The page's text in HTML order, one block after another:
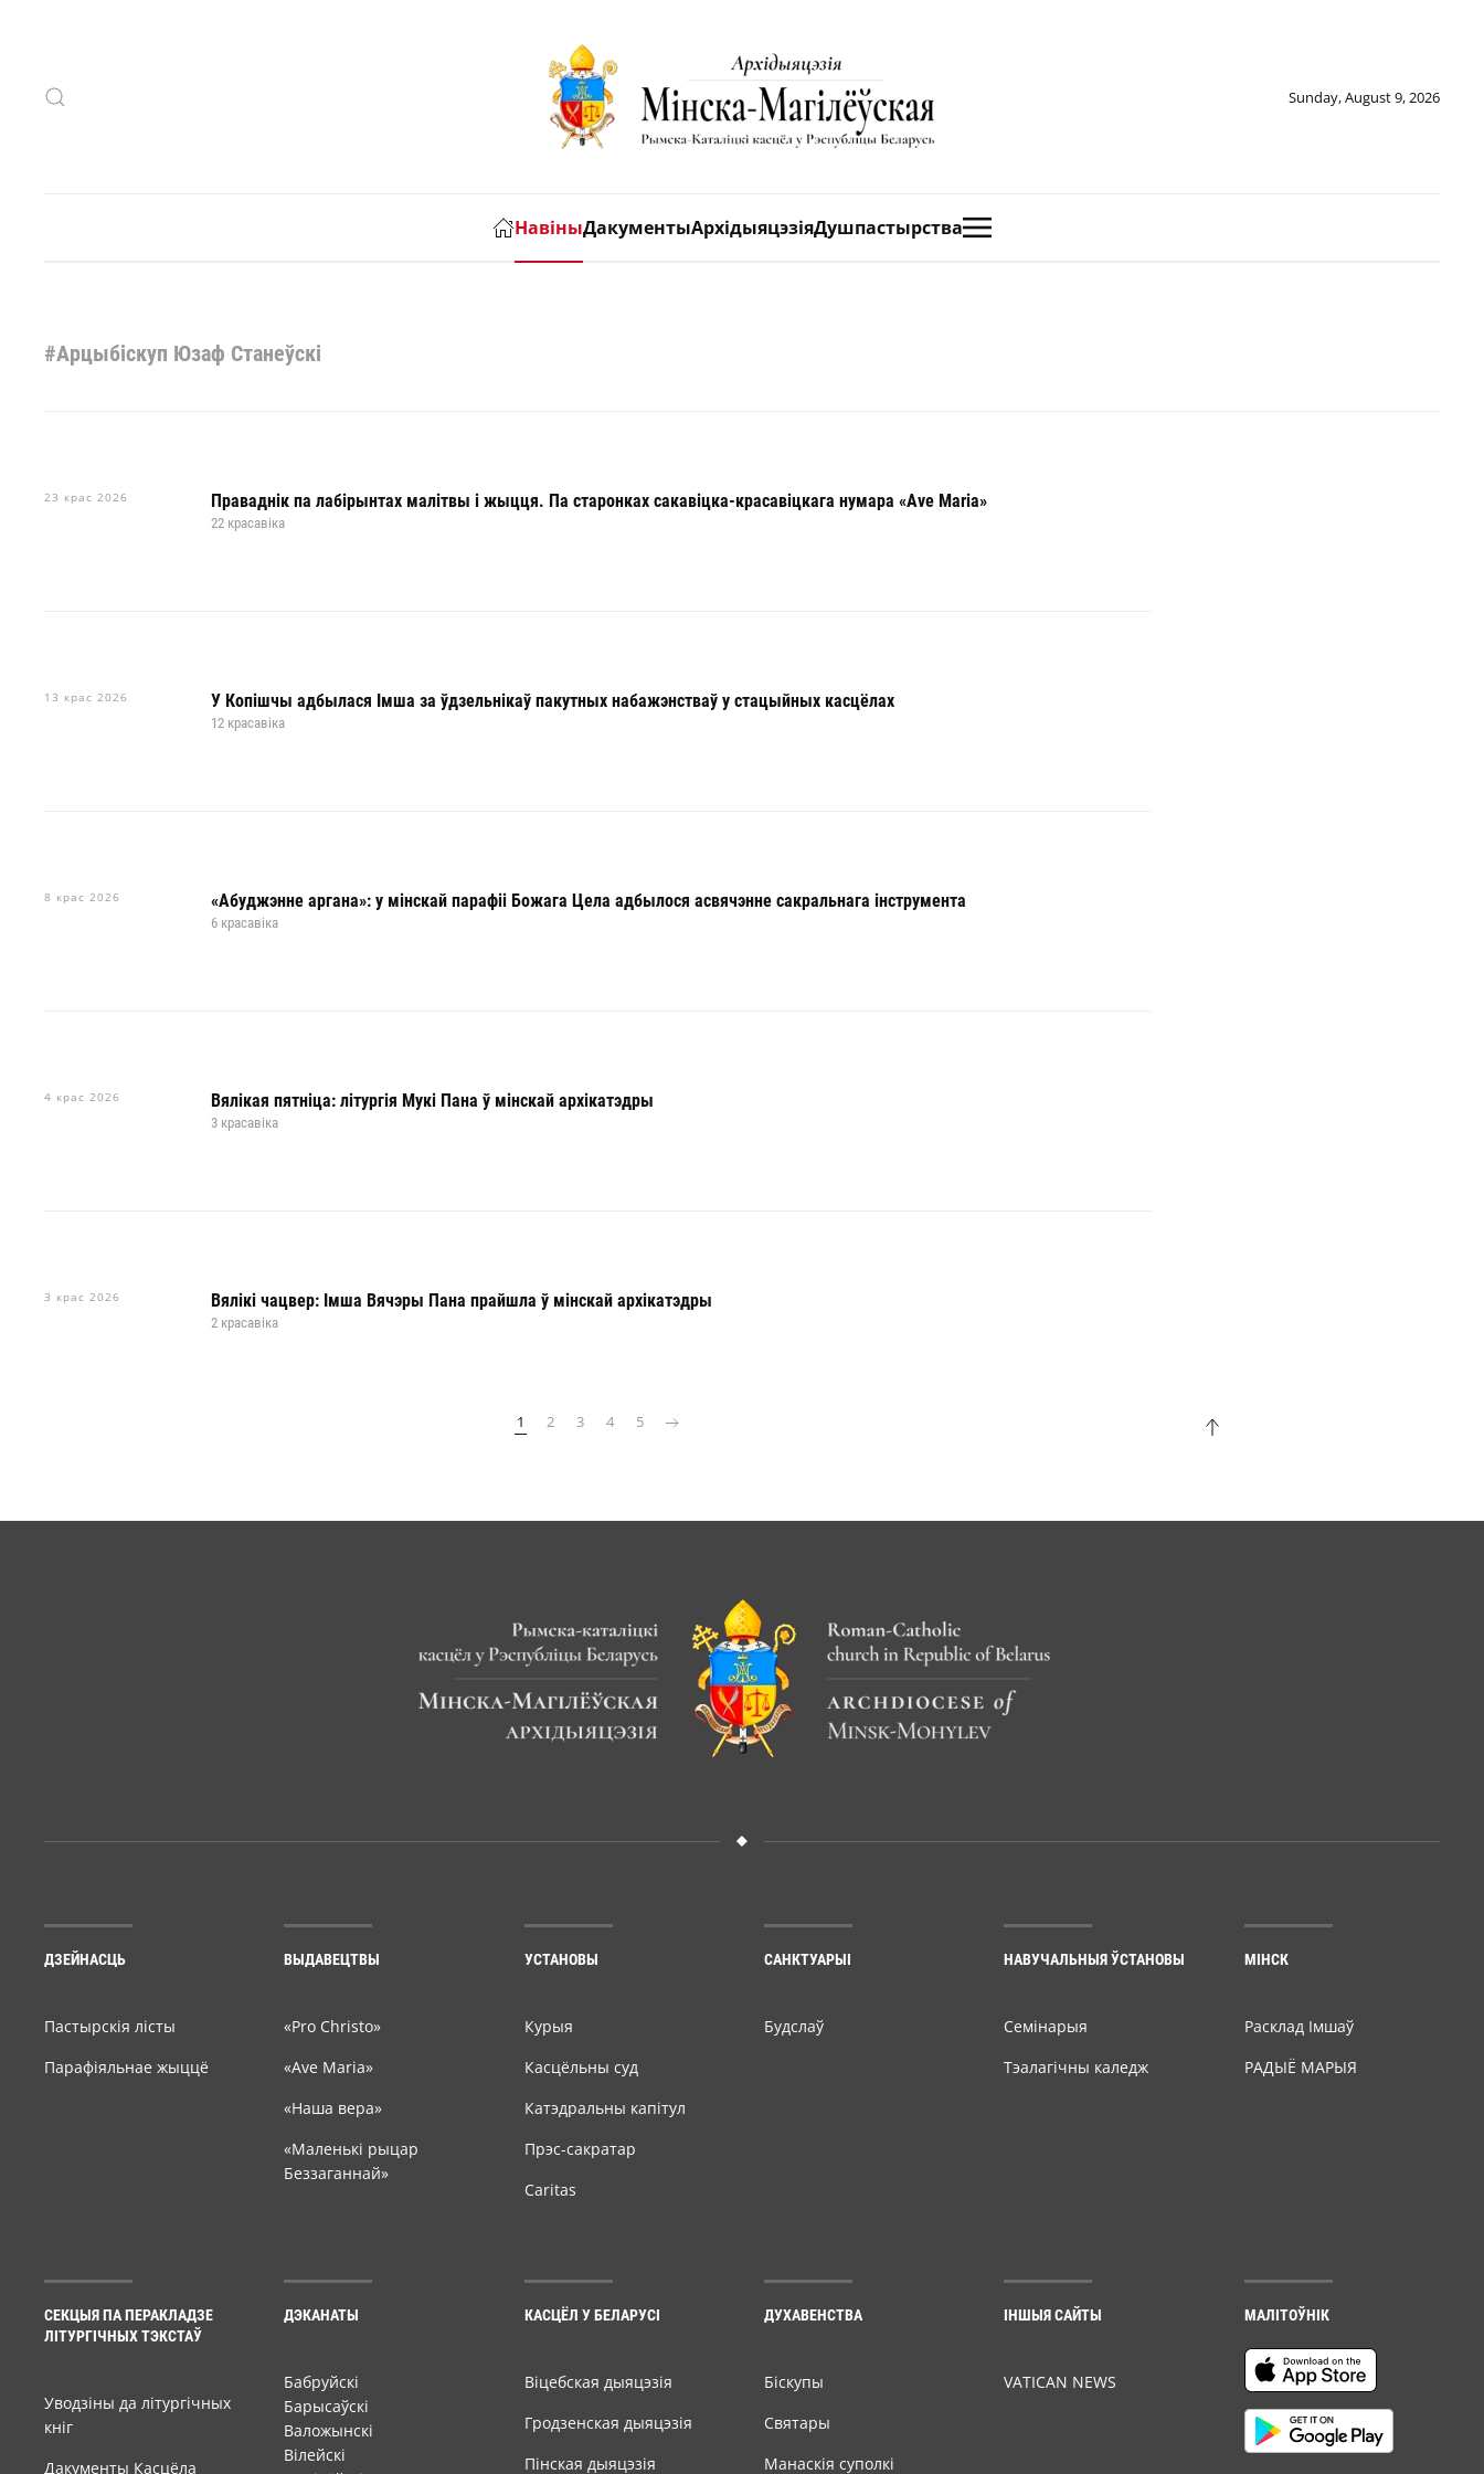
Sunday, August 9, 2026
НавіныДакументыАрхідыяцэзіяДушпастырства
#Арцыбіскуп Юзаф Станеўскі
23 крас 2026 Праваднік па лабірынтах малітвы і жыцця. Па старонках сакавіцка-красавіцкага нумара «Ave Maria»
22 красавіка
13 крас 2026 У Копішчы адбылася Імша за ўдзельнікаў пакутных набажэнстваў у стацыйных касцёлах
12 красавіка
8 крас 2026 «Абуджэнне аргана»: у мінскай парафіі Божага Цела адбылося асвячэнне сакральнага інструмента
6 красавіка
4 крас 2026 Вялікая пятніца: літургія Мукі Пана ў мінскай архікатэдры
3 красавіка
3 крас 2026 Вялікі чацвер: Імша Вячэры Пана прайшла ў мінскай архікатэдры
2 красавіка
1 2 3 4 5
ДЗЕЙНАСЦЬ
Пастырскія лісты
Парафіяльнае жыццё
ВЫДАВЕЦТВЫ
«Pro Christo»
«Ave Maria»
«Наша вера»
«Маленькі рыцар
Беззаганнай»
УСТАНОВЫ
Курыя
Касцёльны суд
Катэдральны капітул
Прэс-сакратар
Caritas
САНКТУАРЫІ
Будслаў
НАВУЧАЛЬНЫЯ ЎСТАНОВЫ
Семiнарыя
Тэалагічны каледж
МІНСК
Расклад Імшаў
РАДЫЁ МАРЫЯ
СЕКЦЫЯ ПА ПЕРАКЛАДЗЕ
ЛІТУРГІЧНЫХ ТЭКСТАЎ
Уводзіны да літургічных
кніг
Дакументы Касцёла
ДЭКАНАТЫ
Бабруйскі
Барысаўскі
Валожынскі
Вілейскі
КАСЦЁЛ У БЕЛАРУСІ
Віцебская дыяцэзія
Гродзенская дыяцэзія
Пінская дыяцэзія
ДУХАВЕНСТВА
Біскупы
Святары
Манаскія суполкі
ІНШЫЯ САЙТЫ
VATICAN NEWS
МАЛІТОЎНІК